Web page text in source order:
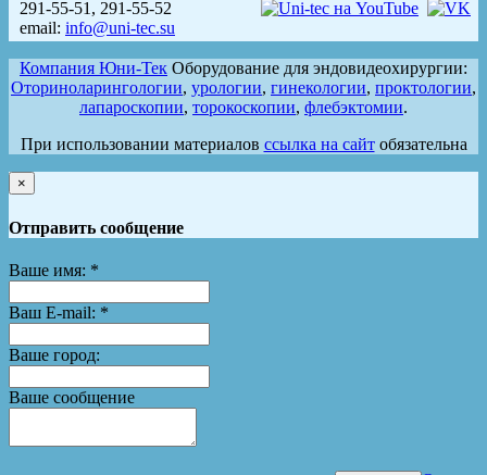
291-55-51, 291-55-52
email: info@uni-tec.su
Компания Юни-Тек Оборудование для эндовидеохирургии:
Оториноларингологии, урологии, гинекологии, проктологии,
лапароскопии, торокоскопии, флебэктомии.
При использовании материалов ссылка на сайтобязательна
×
Отправить сообщение
Ваше имя: *
Ваш E-mail: *
Ваше город:
Ваше сообщение